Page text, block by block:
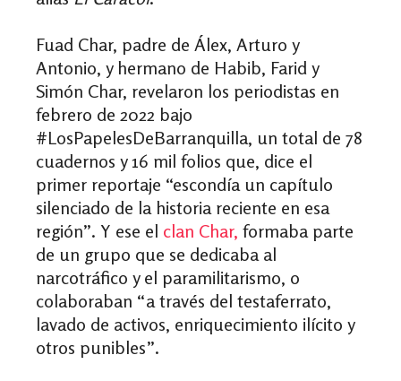
Fuad Char, padre de Álex, Arturo y
Antonio, y hermano de Habib, Farid y
Simón Char, revelaron los periodistas en
febrero de 2022 bajo
#LosPapelesDeBarranquilla, un total de 78
cuadernos y 16 mil folios que, dice el
primer reportaje “escondía un capítulo
silenciado de la historia reciente en esa
región”. Y ese el clan Char, formaba parte
de un grupo que se dedicaba al
narcotráfico y el paramilitarismo, o
colaboraban “a través del testaferrato,
lavado de activos, enriquecimiento ilícito y
otros punibles”.